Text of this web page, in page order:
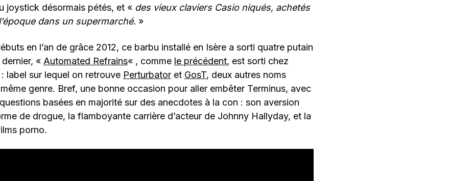
joystick désormais pétés, et « des vieux claviers Casio niqués, achetés
dans un supermarché. »
en l’an de grâce 2012, ce barbu installé en Isère a sorti quatre putain
dernier, « Automated Refrains« , comme le précédent, est sorti chez
label sur lequel on retrouve Perturbator et GosT, deux autres noms
genre. Bref, une bonne occasion pour aller embêter Terminus, avec
basées en majorité sur des anecdotes à la con : son aversion
de drogue, la flamboyante carrière d’acteur de Johnny Hallyday, et la
porno.